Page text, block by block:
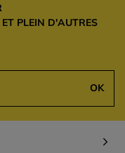
PLEIN D'AUTRES
OK